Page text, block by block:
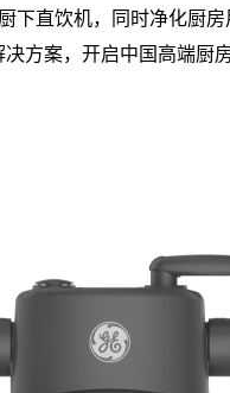
下直饮机，同时净化厨房
决方案，开启中国高端厨